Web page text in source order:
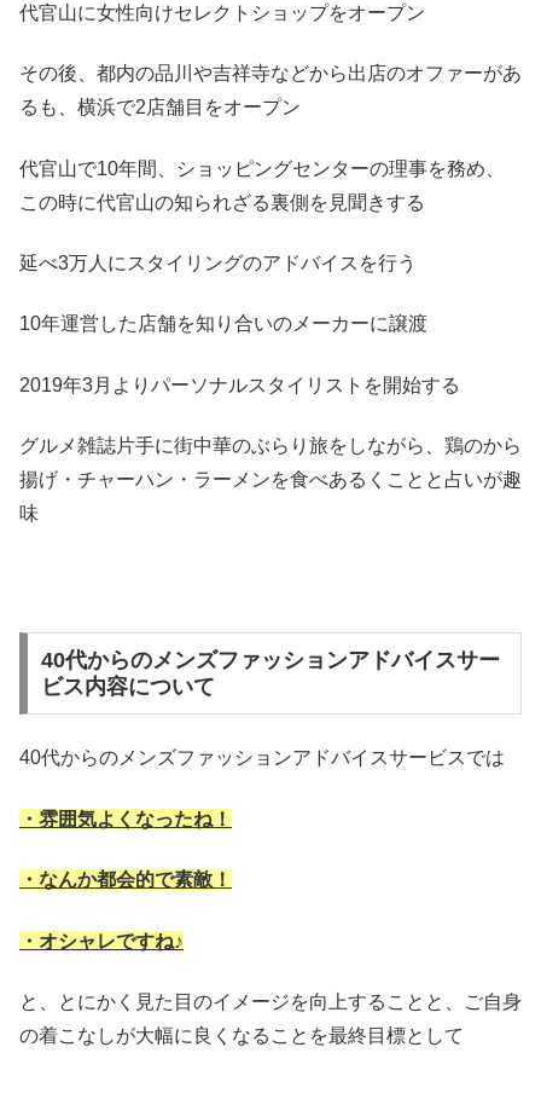
代官山に女性向けセレクトショップをオープン
その後、都内の品川や吉祥寺などから出店のオファーがあ
るも、横浜で2店舗目をオープン
代官山で10年間、ショッピングセンターの理事を務め、
この時に代官山の知られざる裏側を見聞きする
延べ3万人にスタイリングのアドバイスを行う
10年運営した店舗を知り合いのメーカーに譲渡
2019年3月よりパーソナルスタイリストを開始する
グルメ雑誌片手に街中華のぶらり旅をしながら、鶏のから
揚げ・チャーハン・ラーメンを食べあるくことと占いが趣
味
40代からのメンズファッションアドバイスサー
ビス内容について
40代からのメンズファッションアドバイスサービスでは
・雰囲気よくなったね！
・なんか都会的で素敵！
・オシャレですね♪
と、とにかく見た目のイメージを向上することと、ご自身
の着こなしが大幅に良くなることを最終目標として